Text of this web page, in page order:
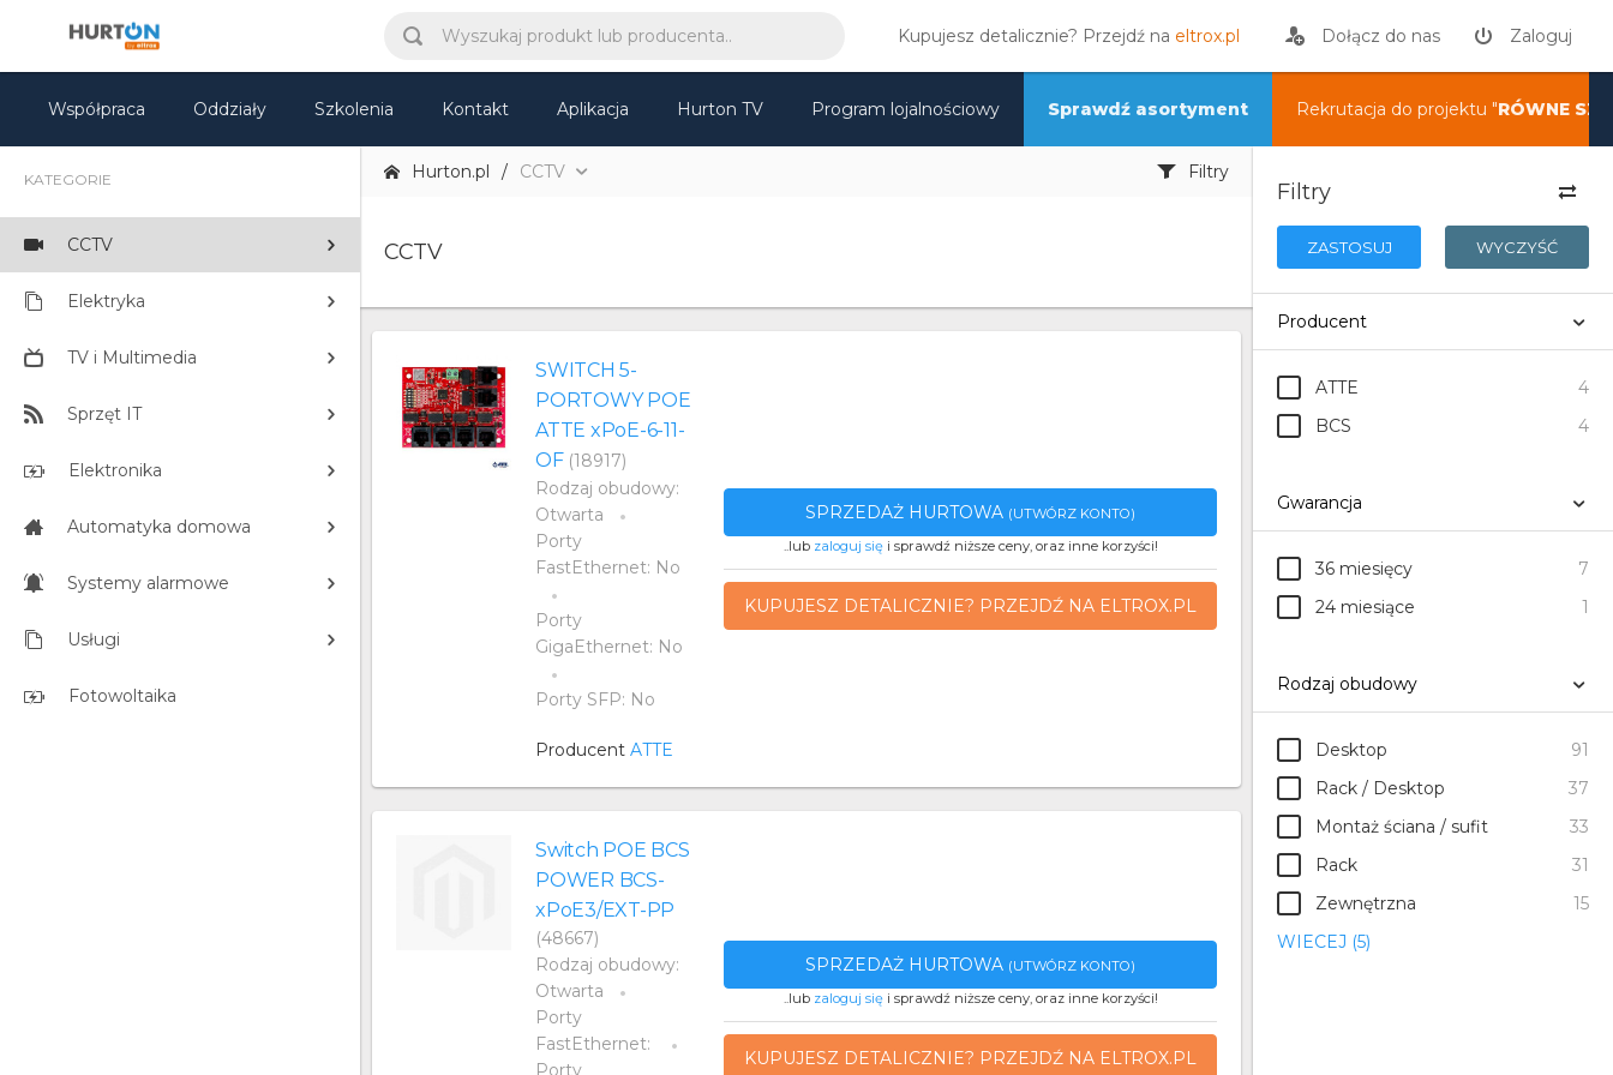
Kupujesz detalicznie? Przejdź na eltrox.pl Dołącz do nas Zaloguj
Współpraca Oddziały Szkolenia Kontakt Aplikacja Hurton TV Program lojalnościowy Sprawdź asortyment Rekrutacja do projektu "RÓWNE
KATEGORIE
CCTV
Elektryka
TV i Multimedia
Sprzęt IT
Elektronika
Automatyka domowa
Systemy alarmowe
Usługi
Fotowoltaika
Hurton.pl CCTV Filtry
CCTV
SWITCH 5-
PORTOWY POE
ATTE xPoE-6-11-
OF (18917)
Rodzaj obudowy:
Otwarta
Porty
FastEthernet: No
Porty
GigaEthernet: No
Porty SFP: No
Producent ATTE
SPRZEDAŻ HURTOWA (UTWÓRZ KONTO)
..lub zaloguj sięi sprawdź niższe ceny, oraz inne korzyści!
KUPUJESZ DETALICZNIE? PRZEJDŹ NA ELTROX.PL
Switch POE BCS
POWER BCS-
xPoE3/EXT-PP
(48667)
Rodzaj obudowy:
Otwarta
Porty
FastEthernet:
Porty
SPRZEDAŻ HURTOWA (UTWÓRZ KONTO)
..lub zaloguj sięi sprawdź niższe ceny, oraz inne korzyści!
KUPUJESZ DETALICZNIE? PRZEJDŹ NA ELTROX.PL
Filtry
ZASTOSUJ WYCZYŚĆ
Producent
ATTE
4
BCS
4
Gwarancja
36 miesięcy
7
24 miesiące
1
Rodzaj obudowy
Desktop
91
Rack / Desktop
37
Montaż ściana / sufit
33
Rack
31
Zewnętrzna
15
WIECEJ (5)